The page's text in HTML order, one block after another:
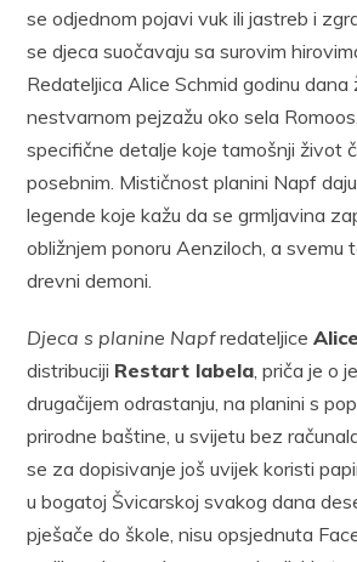
se odjednom pojavi vuk ili jastreb i
se djeca suočavaju sa surovim
Redateljica Alice Schmid godinu dana
nestvarnom pejzažu oko sela
specifične detalje koje tamošnji život
posebnim. Mističnost planini Napf
legende koje kažu da se grmljavina
obližnjem ponoru Aenziloch, a svemu
drevni demoni.
Djeca s planine Napfredateljice
distribuciji Restart labela, priča je o
drugačijem odrastanju, na planini s
prirodne baštine, u svijetu bez
se za dopisivanje još uvijek koristi
u bogatoj Švicarskoj svakog dana
pješače do škole, nisu opsjednuta